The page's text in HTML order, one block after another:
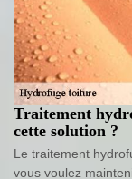
Traitement
cette solution ?
Le traitement
vous voulez